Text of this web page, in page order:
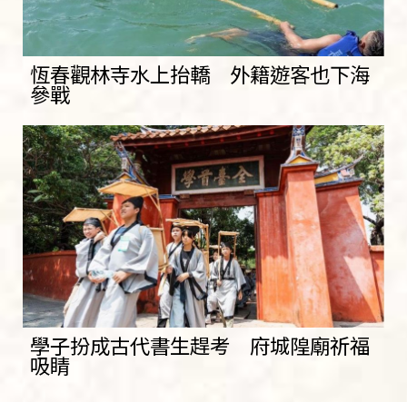
恆春觀林寺水上抬轎 外籍遊客也下海
參戰
學子扮成古代書生趕考 府城隍廟祈福
吸睛